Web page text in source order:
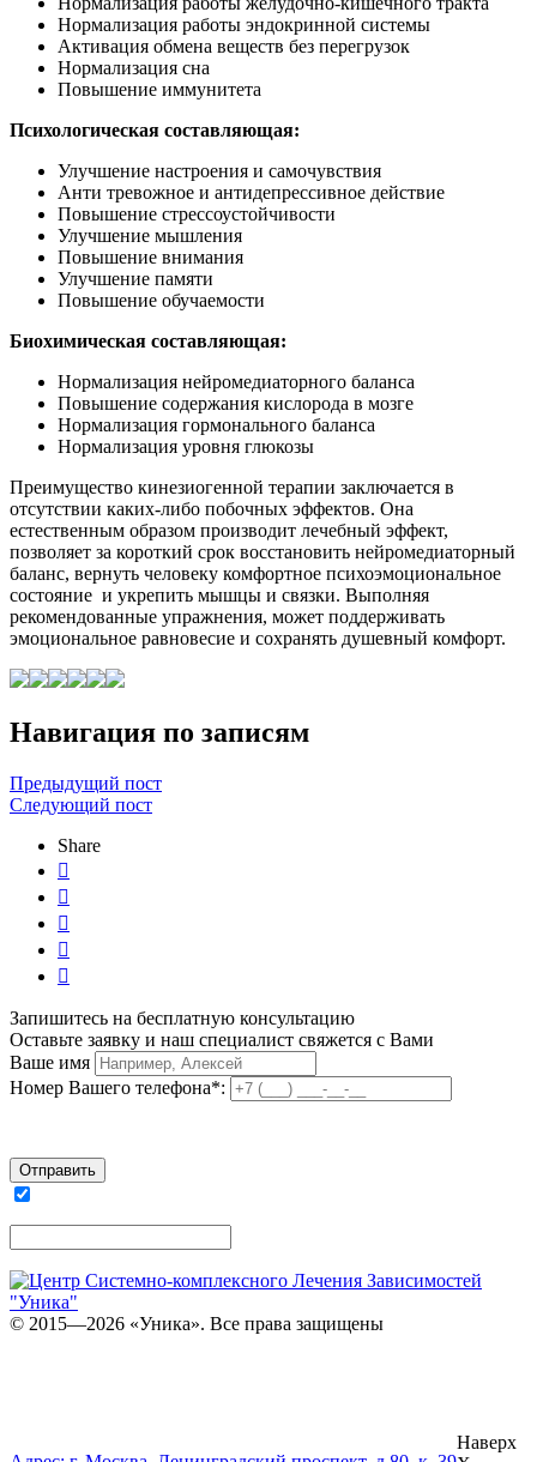
Нормализация работы эндокринной системы
Активация обмена веществ без перегрузок
Нормализация сна
Повышение иммунитета
Психологическая составляющая:
Улучшение настроения и самочувствия
Анти тревожное и антидепрессивное действие
Повышение стрессоустойчивости
Улучшение мышления
Повышение внимания
Улучшение памяти
Повышение обучаемости
Биохимическая составляющая:
Нормализация нейромедиаторного баланса
Повышение содержания кислорода в мозге
Нормализация гормонального баланса
Нормализация уровня глюкозы
Преимущество кинезиогенной терапии заключается в
отсутствии каких-либо побочных эффектов. Она
естественным образом производит лечебный эффект,
позволяет за короткий срок восстановить нейромедиаторный
баланс, вернуть человеку комфортное психоэмоциональное
состояние и укрепить мышцы и связки. Выполняя
рекомендованные упражнения, может поддерживать
эмоциональное равновесие и сохранять душевный комфорт.
Навигация по записям
Предыдущий пост
Следующий пост
Share





Запишитесь на бесплатную консультацию
Оставьте заявку и наш специалист свяжется с Вами
Ваше имя
Номер Вашего телефона*:
© 2015—2026 «Уника». Все права защищены
Наверх